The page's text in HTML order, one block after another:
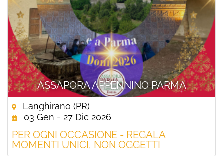
ASSAPORA APPENNINO PARMA
Langhirano (PR)
03 Gen - 27 Dic 2026
PER OGNI OCCASIONE - REGALA
MOMENTI UNICI, NON OGGETTI